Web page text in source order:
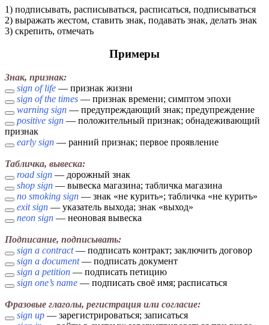
1) подписывать, расписываться, расписаться, подписываться
2) выражать жестом, ставить знак, подавать знак, делать знак
3) скрепить, отмечать
Примеры
Знак, признак:
sign of life — признак жизни
sign of the times — признак времени; симптом эпохи
warning sign — предупреждающий знак; предупреждение
positive sign — положительный признак; обнадеживающий
признак
early sign — ранний признак; первое проявление
Табличка, вывеска:
road sign — дорожный знак
shop sign — вывеска магазина; табличка магазина
no smoking sign — знак «не курить»; табличка «не курить»
exit sign — указатель выхода; знак «выход»
neon sign — неоновая вывеска
Подписание, подписывать:
sign a contract— подписать контракт; заключить договор
sign a document— подписать документ
sign a petition — подписать петицию
sign one’s name — подписать своё имя; расписаться
Фразовые глаголы, регистрация или согласие:
sign up — зарегистрироваться; записаться